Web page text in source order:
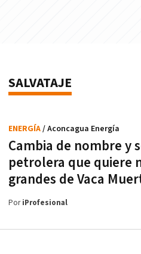
SALVATAJE
Cambia de nombre y
petrolera que quiere
grandes de Vaca
ENERGÍA/ Aconcagua Energía
PoriProfesional